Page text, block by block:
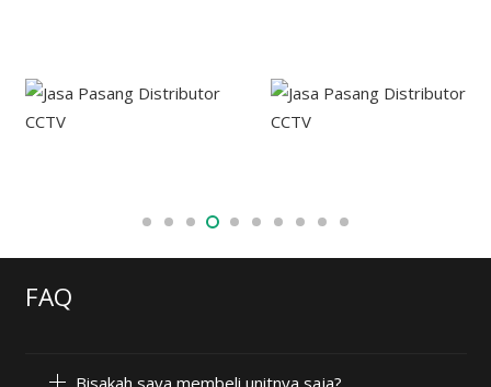
FAQ
Bisakah saya membeli unitnya saja?